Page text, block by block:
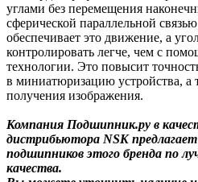
углами без перемещения
сферической параллельной
обеспечивает это движение, а
контролировать легче, чем с
технологии. Это повысит
в миниатюризацию устройства, а
получения изображения.
Компания Подшипник.ру в
дистрибьютора NSK
подшипников этого бренда по
качества.